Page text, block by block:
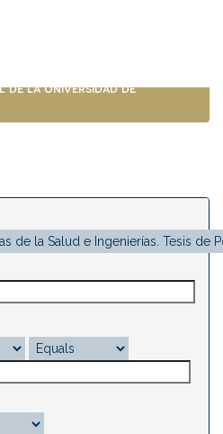
la Universidad de